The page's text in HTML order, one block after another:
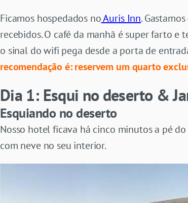
Ficamos hospedados noAuris Inn.
recebidos. O café da manhã é super farto e
o sinal do wifi pega desde a porta de
recomendação é: reservem um quarto
Dia 1: Esqui no deserto &
Esquiando no deserto
Nosso hotel ficava há cinco minutos a pé
com neve no seu interior.